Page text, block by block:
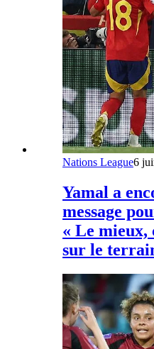
Nations League6
Yamal a
message
« Le mieux,
sur le